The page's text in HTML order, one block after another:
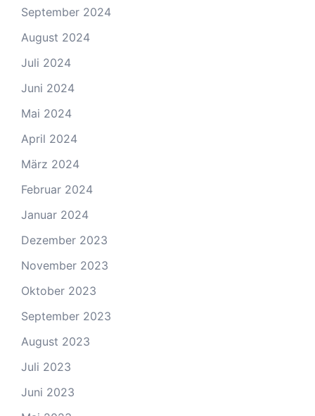
September 2024
August 2024
Juli 2024
Juni 2024
Mai 2024
April 2024
März 2024
Februar 2024
Januar 2024
Dezember 2023
November 2023
Oktober 2023
September 2023
August 2023
Juli 2023
Juni 2023